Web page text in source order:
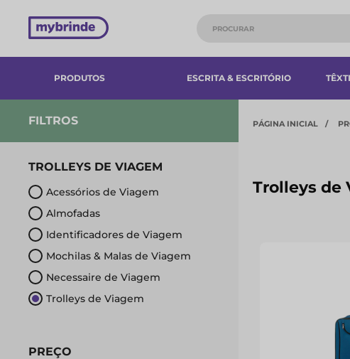
PRODUTOS ESCRITA & ESCRITÓRIO
FILTROS
TROLLEYS DE VIAGEM
Acessórios de Viagem
Almofadas
Identificadores de Viagem
Mochilas & Malas de Viagem
Necessaire de Viagem
Trolleys de Viagem
PREÇO
PÁGINA INICIAL
Trolleys de